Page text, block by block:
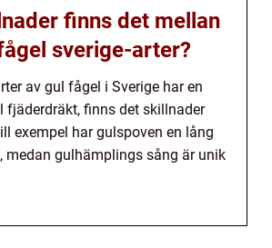
finns det mellan
sverige-arter?
av gul fågel i Sverige har en
fjäderdräkt, finns det skillnader
exempel har gulspoven en lång
medan gulhämplings sång är unik